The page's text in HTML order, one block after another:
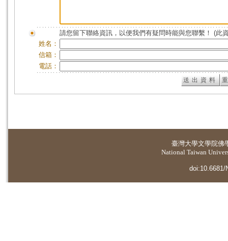
請您留下聯絡資訊，以便我們有疑問時能與您聯繫！ (此
姓名：
信箱：
電話：
臺灣大學文學院佛
National Taiwan
doi:10.6681/